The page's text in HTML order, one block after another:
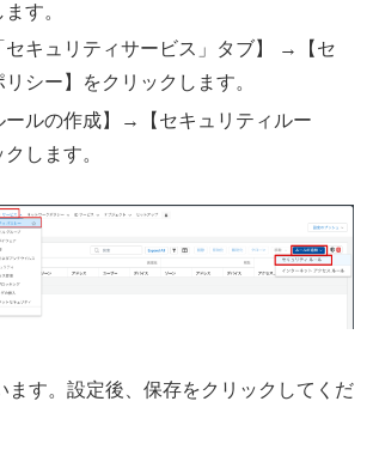
す。
セキュリティサービス」タブ】 →【セ
シー】をクリックします。
ールの作成】→【セキュリティルー
します。
ます。設定後、保存をクリックしてくだ